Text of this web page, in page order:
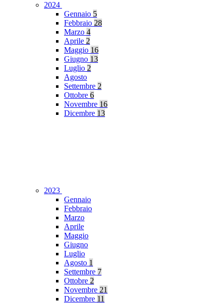
2024
Gennaio 5
Febbraio 28
Marzo 4
Aprile 2
Maggio 16
Giugno 13
Luglio 2
Agosto
Settembre 2
Ottobre 6
Novembre 16
Dicembre 13
2023
Gennaio
Febbraio
Marzo
Aprile
Maggio
Giugno
Luglio
Agosto 1
Settembre 7
Ottobre 2
Novembre 21
Dicembre 11